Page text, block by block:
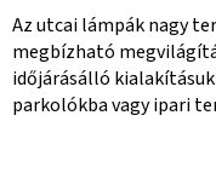
Az utcai lámpák nagy
megbízható
időjárásálló
parkolókba vagy ipari